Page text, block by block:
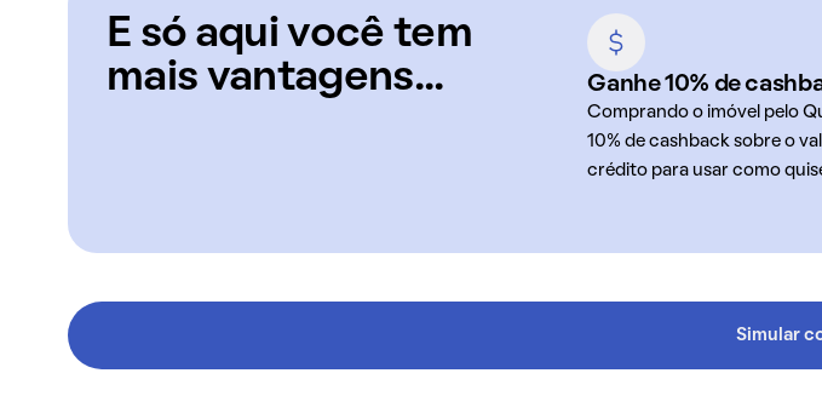
E só aqui você tem
mais vantagens...
Ganhe 10% de
Comprando o imóvel pelo
10% de cashback sobre o
crédito para usar como
Simular